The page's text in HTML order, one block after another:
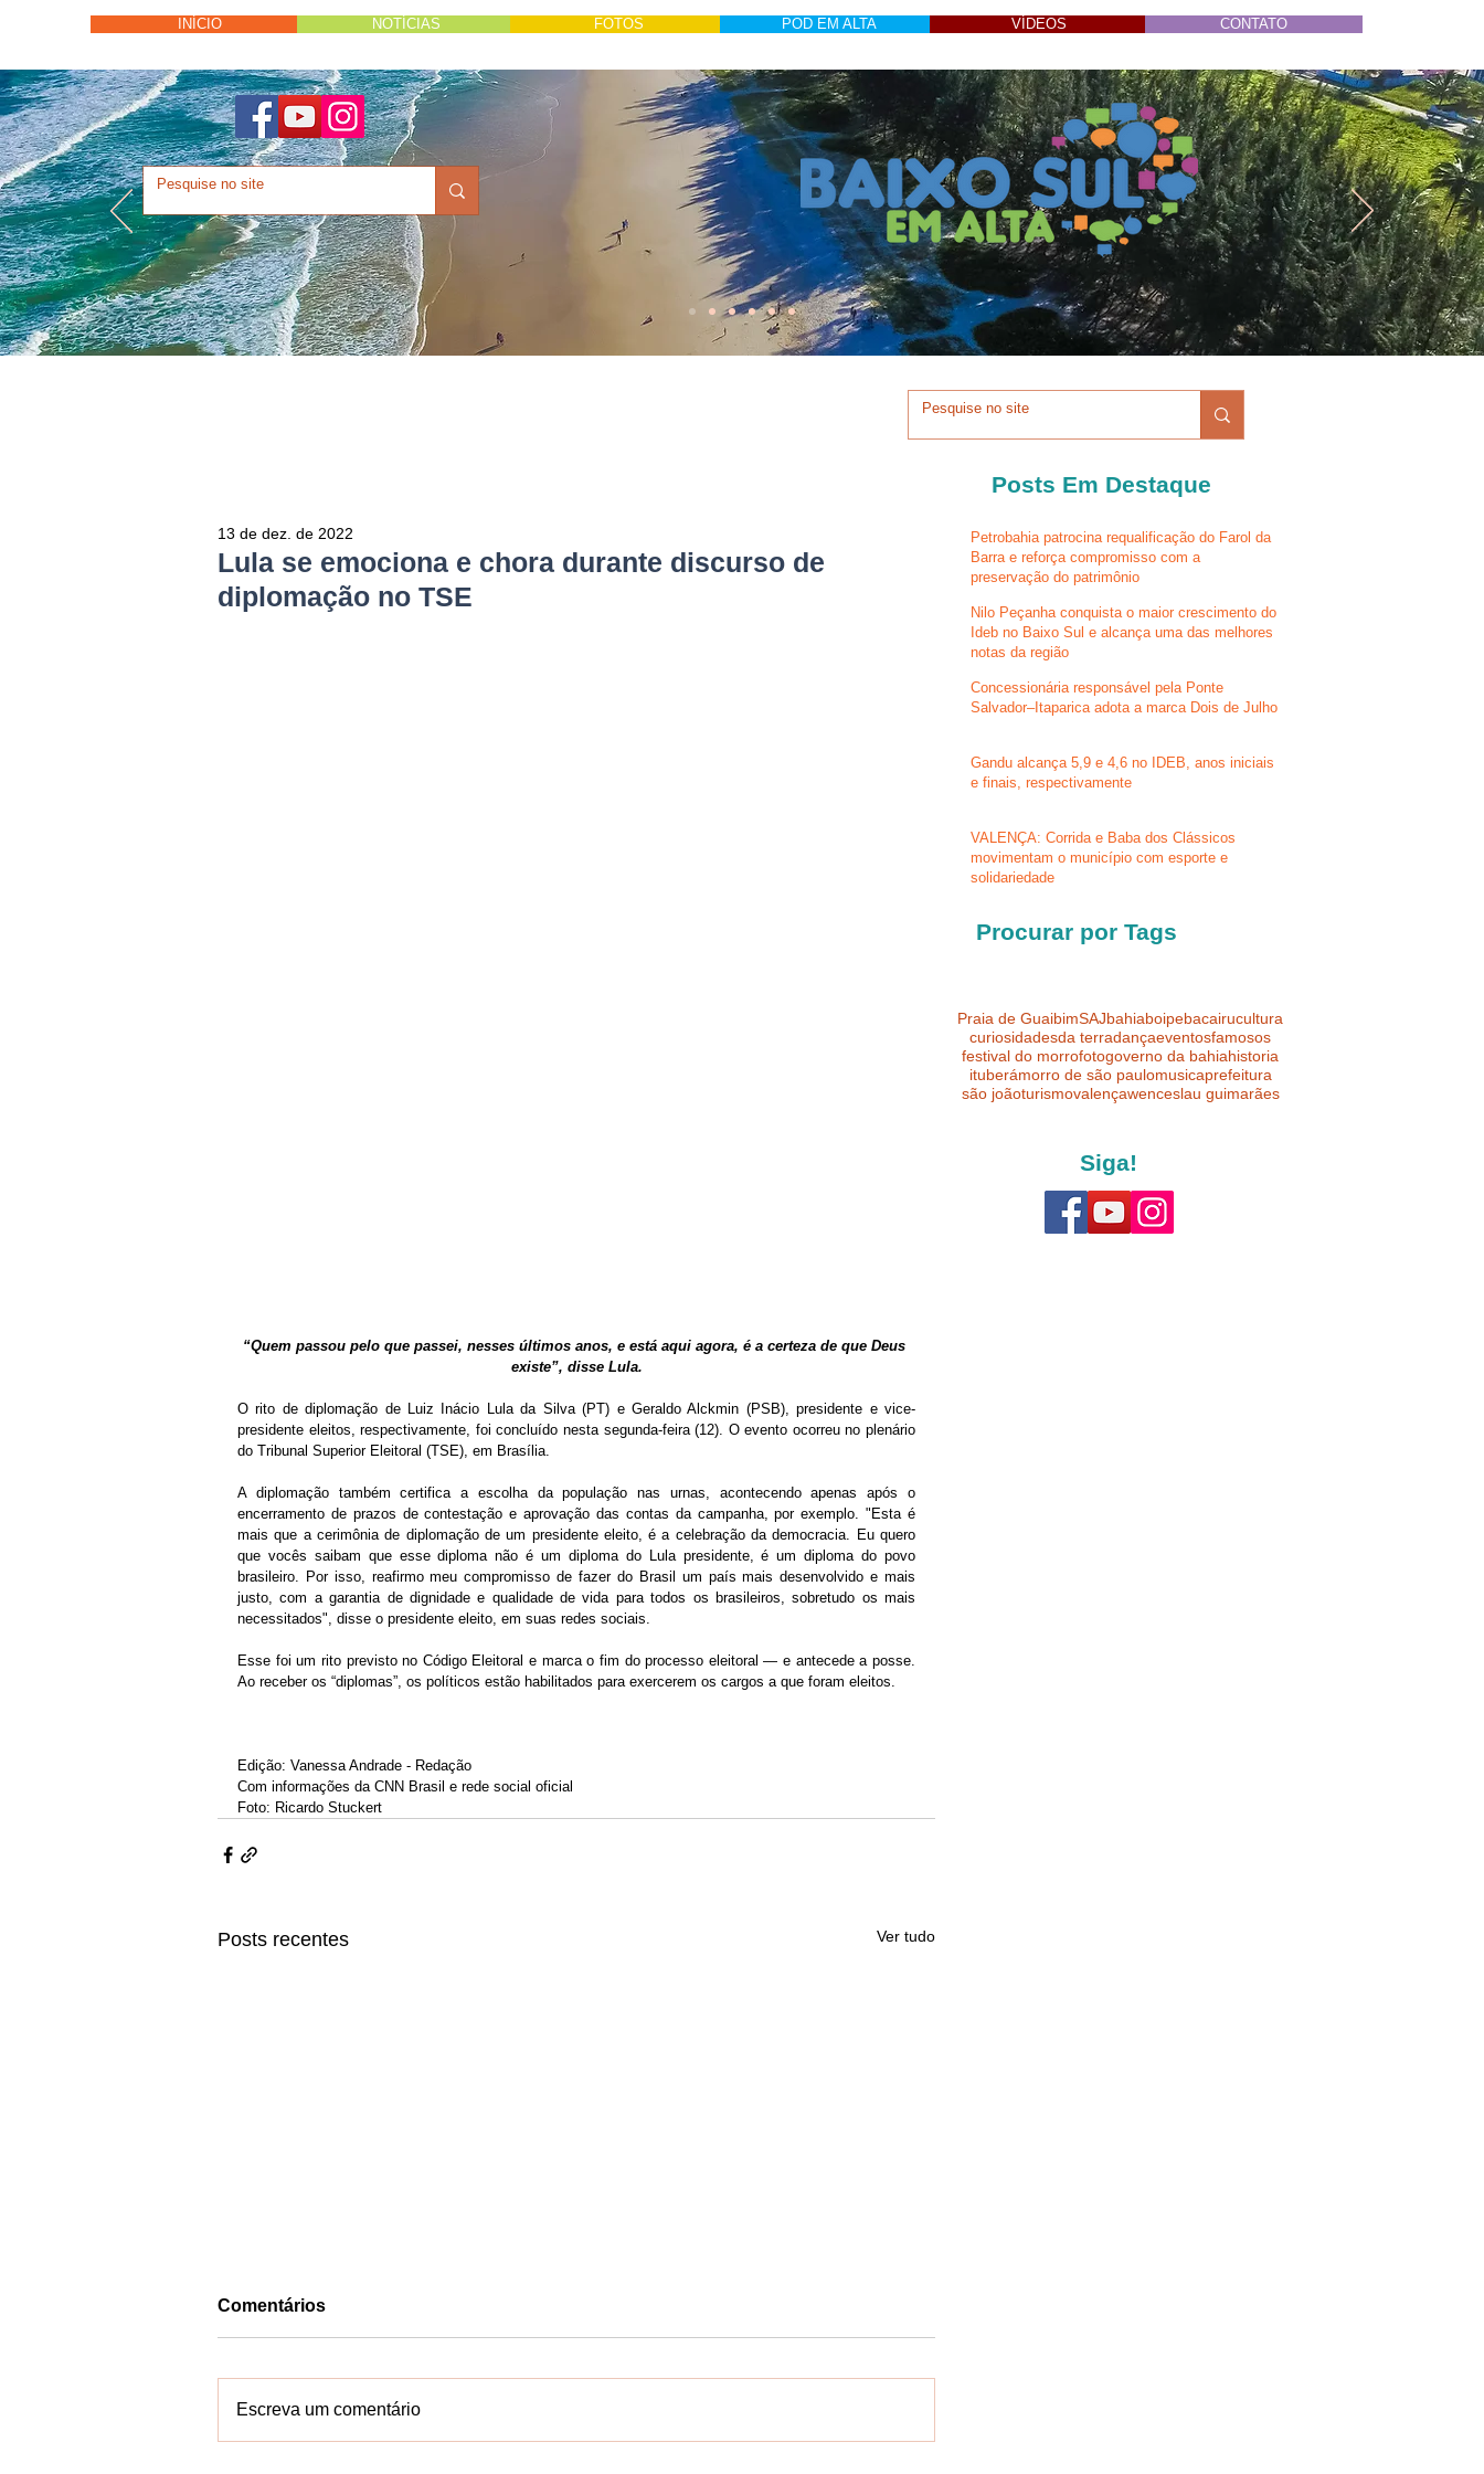
INÍCIO NOTÍCIAS FOTOS POD EM ALTA VÍDEOS CONTATO
Lula se emociona e chora durante discurso de
diplomação no TSE
13 de dez. de 2022
“Quem passou pelo que passei, nesses últimos anos, e está aqui agora, é a certeza de que Deus
existe”, disse Lula.
O rito de diplomação de Luiz Inácio Lula da Silva (PT) e Geraldo Alckmin (PSB), presidente e vice-
presidente eleitos, respectivamente, foi concluído nesta segunda-feira (12). O evento ocorreu no plenário
do Tribunal Superior Eleitoral (TSE), em Brasília.
A diplomação também certifica a escolha da população nas urnas, acontecendo apenas após o
encerramento de prazos de contestação e aprovação das contas da campanha, por exemplo. "Esta é
mais que a cerimônia de diplomação de um presidente eleito, é a celebração da democracia. Eu quero
que vocês saibam que esse diploma não é um diploma do Lula presidente, é um diploma do povo
brasileiro. Por isso, reafirmo meu compromisso de fazer do Brasil um país mais desenvolvido e mais
justo, com a garantia de dignidade e qualidade de vida para todos os brasileiros, sobretudo os mais
necessitados", disse o presidente eleito, em suas redes sociais.
Esse foi um rito previsto no Código Eleitoral e marca o fim do processo eleitoral — e antecede a posse.
Ao receber os “diplomas”, os políticos estão habilitados para exercerem os cargos a que foram eleitos.
Edição: Vanessa Andrade - Redação
Com informações da CNN Brasil e rede social oficial
Foto: Ricardo Stuckert
Posts recentes Ver tudo
Comentários
Escreva um comentário
Posts Em Destaque
Petrobahia patrocina requalificação do Farol da
Barra e reforça compromisso com a
preservação do patrimônio
Nilo Peçanha conquista o maior crescimento do
Ideb no Baixo Sul e alcança uma das melhores
notas da região
Concessionária responsável pela Ponte
Salvador–Itaparica adota a marca Dois de Julho
Gandu alcança 5,9 e 4,6 no IDEB, anos iniciais
e finais, respectivamente
VALENÇA: Corrida e Baba dos Clássicos
movimentam o município com esporte e
solidariedade
Procurar por Tags
Praia de GuaibimSAJbahiaboipebacairucultura
curiosidadesda terradançaeventosfamosos
festival do morrofotogoverno da bahiahistoria
ituberámorro de são paulomusicaprefeitura
são joãoturismovalençawenceslau guimarães
Siga!